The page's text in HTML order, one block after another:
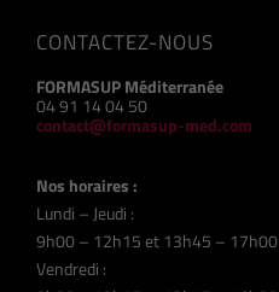
CONTACTEZ-NOUS
FORMASUP Méditerranée
04 91 14 04 50
contact@formasup-med.com
Nos horaires :
Lundi – Jeudi :
9h00 – 12h15 et 13h45 – 17h00
Vendredi :